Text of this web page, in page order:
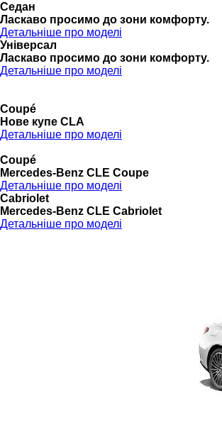
Седан
Ласкаво просимо до зони комфорту.
Детальніше про моделі
Універсал
Ласкаво просимо до зони комфорту.
Детальніше про моделі
Coupé
Нове купе CLA
Детальніше про моделі
Coupé
Mercedes-Benz CLE Coupe
Детальніше про моделі
Cabriolet
Mercedes-Benz CLE Cabriolet
Детальніше про моделі